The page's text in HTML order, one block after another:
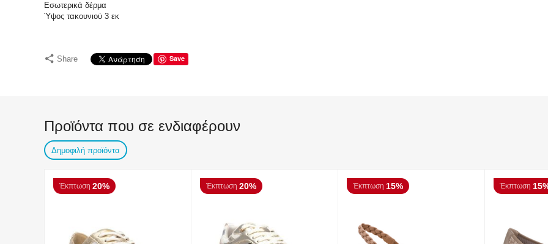
Εσωτερικά δέρμα
Ύψος τακουνιού 3 εκ
Share Save
Προϊόντα που σε ενδιαφέρουν
Δημοφιλή προϊόντα
Έκπτωση 20% Έκπτωση 20% Έκπτωση 15% Έκπτωση